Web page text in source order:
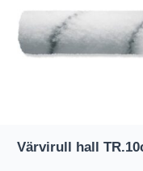
Värvirull hall